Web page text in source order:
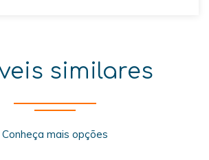
similares
Conheça mais opções